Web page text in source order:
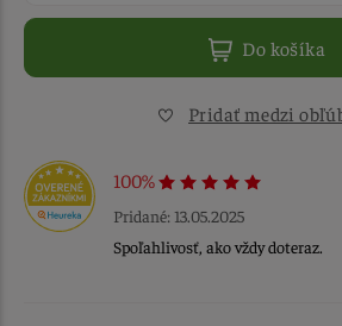
Do košíka
Pridať medzi
100%
Pridané: 13.05.2025
Spoľahlivosť, ako vždy doteraz.